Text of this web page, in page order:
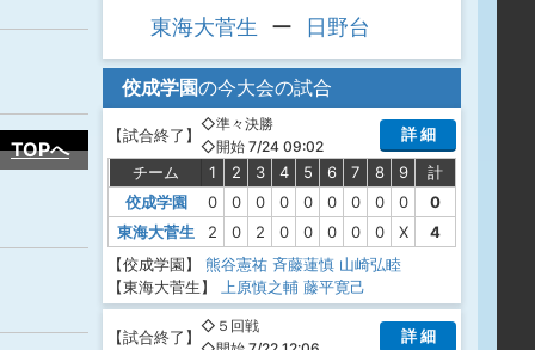
TOPへ
東海大菅生 ー 日野台
佼成学園の今大会の試合
【試合終了】
◇準々決勝
◇開始 7/24 09:02
詳 細
チーム 1 2 3 4 5 6 7 8 9
計
佼成学園
0 0 0 0 0 0 0 0 0
0
東海大菅生
2 0 2 0 0 0 0 0 X
4
【佼成学園】
熊谷憲祐 斉藤蓮慎 山崎弘睦
【東海大菅生】
上原慎之輔 藤平寛己
【試合終了】
◇５回戦
詳 細